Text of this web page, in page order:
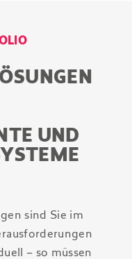
UND
sind Sie im
– so müssen